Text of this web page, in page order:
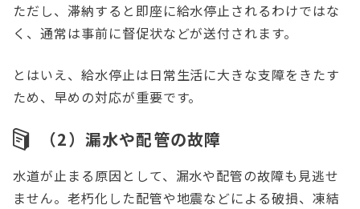
ただし、滞納すると即座に給水停止されるわけではな
く、通常は事前に督促状などが送付されます。
とはいえ、給水停止は日常生活に大きな支障をきたす
ため、早めの対応が重要です。
（2）漏水や配管の故障
水道が止まる原因として、漏水や配管の故障も見逃せ
ません。老朽化した配管や地震などによる破損、凍結